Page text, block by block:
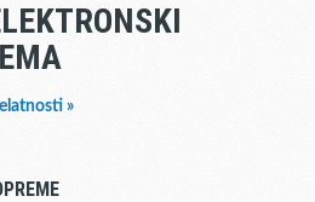
»